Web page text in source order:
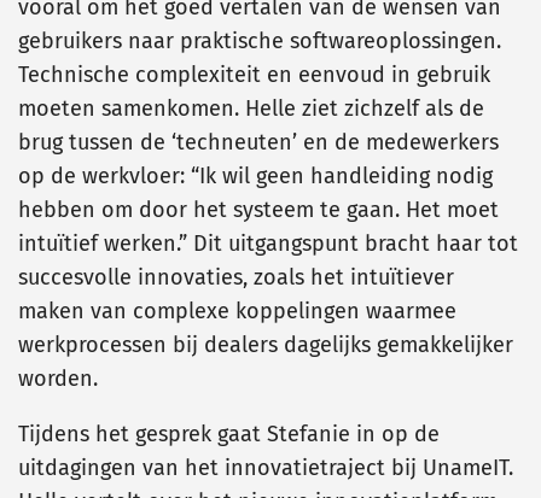
vooral om het goed vertalen van de wensen van
gebruikers naar praktische softwareoplossingen.
Technische complexiteit en eenvoud in gebruik
moeten samenkomen. Helle ziet zichzelf als de
brug tussen de ‘techneuten’ en de medewerkers
op de werkvloer: “Ik wil geen handleiding nodig
hebben om door het systeem te gaan. Het moet
intuïtief werken.” Dit uitgangspunt bracht haar tot
succesvolle innovaties, zoals het intuïtiever
maken van complexe koppelingen waarmee
werkprocessen bij dealers dagelijks gemakkelijker
worden.
Tijdens het gesprek gaat Stefanie in op de
uitdagingen van het innovatietraject bij UnameIT.